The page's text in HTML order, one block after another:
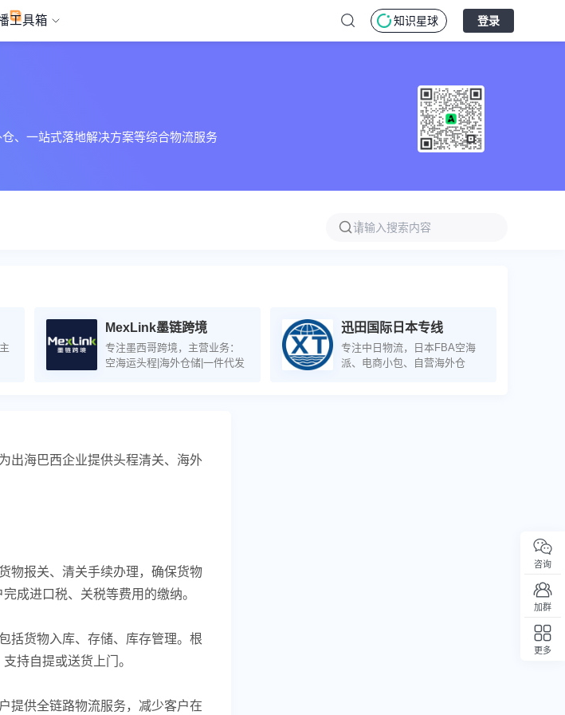
工具箱 知识星球 登录
、一站式落地解决方案等综合物流服务
MexLink墨链跨境
专注墨西哥跨境，主营业务：
空海运头程|海外仓储|一件代发
迅田国际日本专线
专注中日物流，日本FBA空海
派、电商小包、自营海外仓
出海巴西企业提供头程清关、海外
物报关、清关手续办理，确保货物
成进口税、关税等费用的缴纳。
括货物入库、存储、库存管理。根
持自提或送货上门。
提供全链路物流服务，减少客户在
咨询
加群
更多